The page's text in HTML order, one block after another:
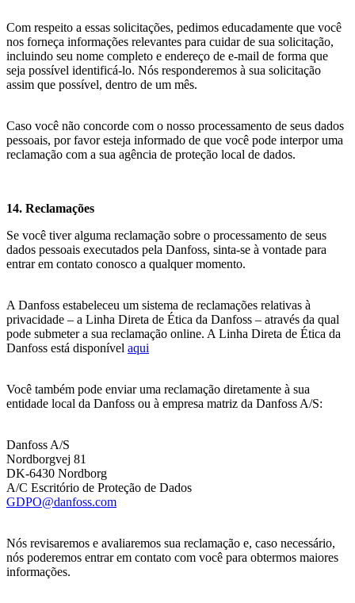
Com respeito a essas solicitações, pedimos educadamente que você
nos forneça informações relevantes para cuidar de sua solicitação,
incluindo seu nome completo e endereço de e-mail de forma que
seja possível identificá-lo. Nós responderemos à sua solicitação
assim que possível, dentro de um mês.
Caso você não concorde com o nosso processamento de seus dados
pessoais, por favor esteja informado de que você pode interpor uma
reclamação com a sua agência de proteção local de dados.
14. Reclamações
Se você tiver alguma reclamação sobre o processamento de seus
dados pessoais executados pela Danfoss, sinta-se à vontade para
entrar em contato conosco a qualquer momento.
A Danfoss estabeleceu um sistema de reclamações relativas à
privacidade – a Linha Direta de Ética da Danfoss – através da qual
pode submeter a sua reclamação online. A Linha Direta de Ética da
Danfoss está disponível aqui
Você também pode enviar uma reclamação diretamente à sua
entidade local da Danfoss ou à empresa matriz da Danfoss A/S:
Danfoss A/S
Nordborgvej 81
DK-6430 Nordborg
A/C Escritório de Proteção de Dados
GDPO@danfoss.com
Nós revisaremos e avaliaremos sua reclamação e, caso necessário,
nós poderemos entrar em contato com você para obtermos maiores
informações.